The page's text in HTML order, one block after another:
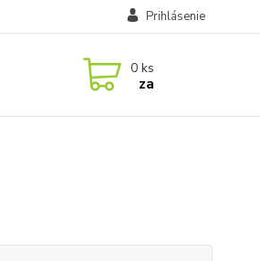
Prihlásenie
0 ks
za